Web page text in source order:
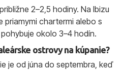
2–2,5 hodiny. Na Ibizu
priamymi chartermi alebo s
okolo 3–4 hodín.
ostrovy na kúpanie?
je od júna do septembra, keď